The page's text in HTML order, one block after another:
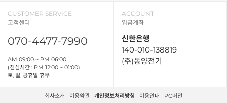
CUSTOMER SERVICE
고객센터
070-4477-7990
AM 09:00 ~ PM 06:00
(점심시간 : PM 12:00 ~ 01:00)
토, 일, 공휴일 휴무
ACCOUNT
입금계좌
신한은행
140-010-138819
(주)동양전기
회사소개 | 이용약관 | 개인정보처리방침 | 이용안내 | PC버전